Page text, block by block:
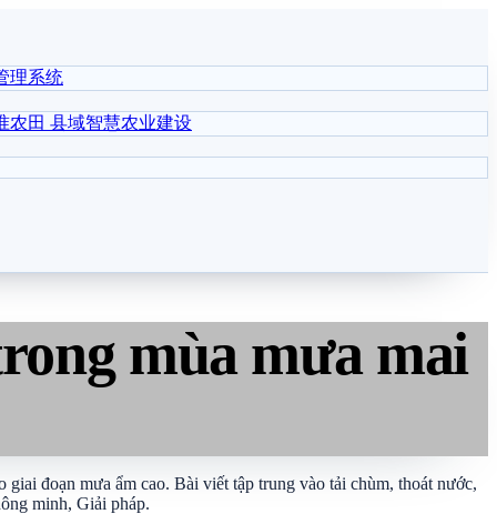
理系统
农田 县域智慧农业建设
mùa mưa mai
đoạn mưa ẩm cao. Bài viết tập trung vào tải chùm, thoát nước,
minh, Giải pháp.